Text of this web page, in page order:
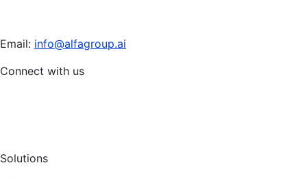
Email: info@alfagroup.ai
Connect with us
Solutions